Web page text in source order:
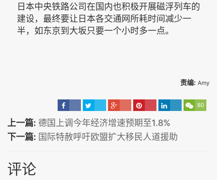
日本中央铁路公司在国内也积极开展磁浮列车的
建设，最终要让日本各交通网所耗时间减少一
半，如东京到大坂只要一个小时多一点。
责编: Amy
80
上一篇: 德国上调今年经济增速预期至1.8%
下一篇: 国际特赦呼吁欧盟扩大移民人道援助
评论